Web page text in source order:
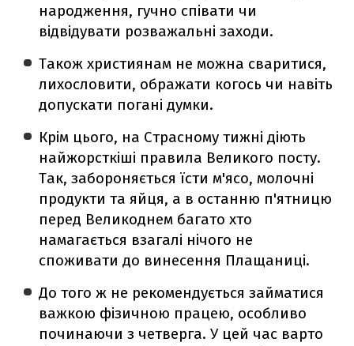
народження, гучно співати чи
відвідувати розважальні заходи.
Також християнам не можна сваритися,
лихословити, ображати когось чи навіть
допускати погані думки.
Крім цього, на Страсному тижні діють
найжорсткіші правила Великого посту.
Так, забороняється їсти м'ясо, молочні
продукти та яйця, а в останню п'ятницю
перед Великоднем багато хто
намагається взагалі нічого не
споживати до винесення Плащаниці.
До того ж не рекомендується займатися
важкою фізичною працею, особливо
починаючи з четверга. У цей час варто